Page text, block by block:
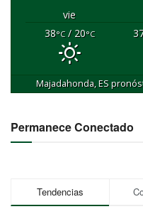
vie
38°C/ 20°C
Majadahonda, ES
Permanece Conectado
Tendencias